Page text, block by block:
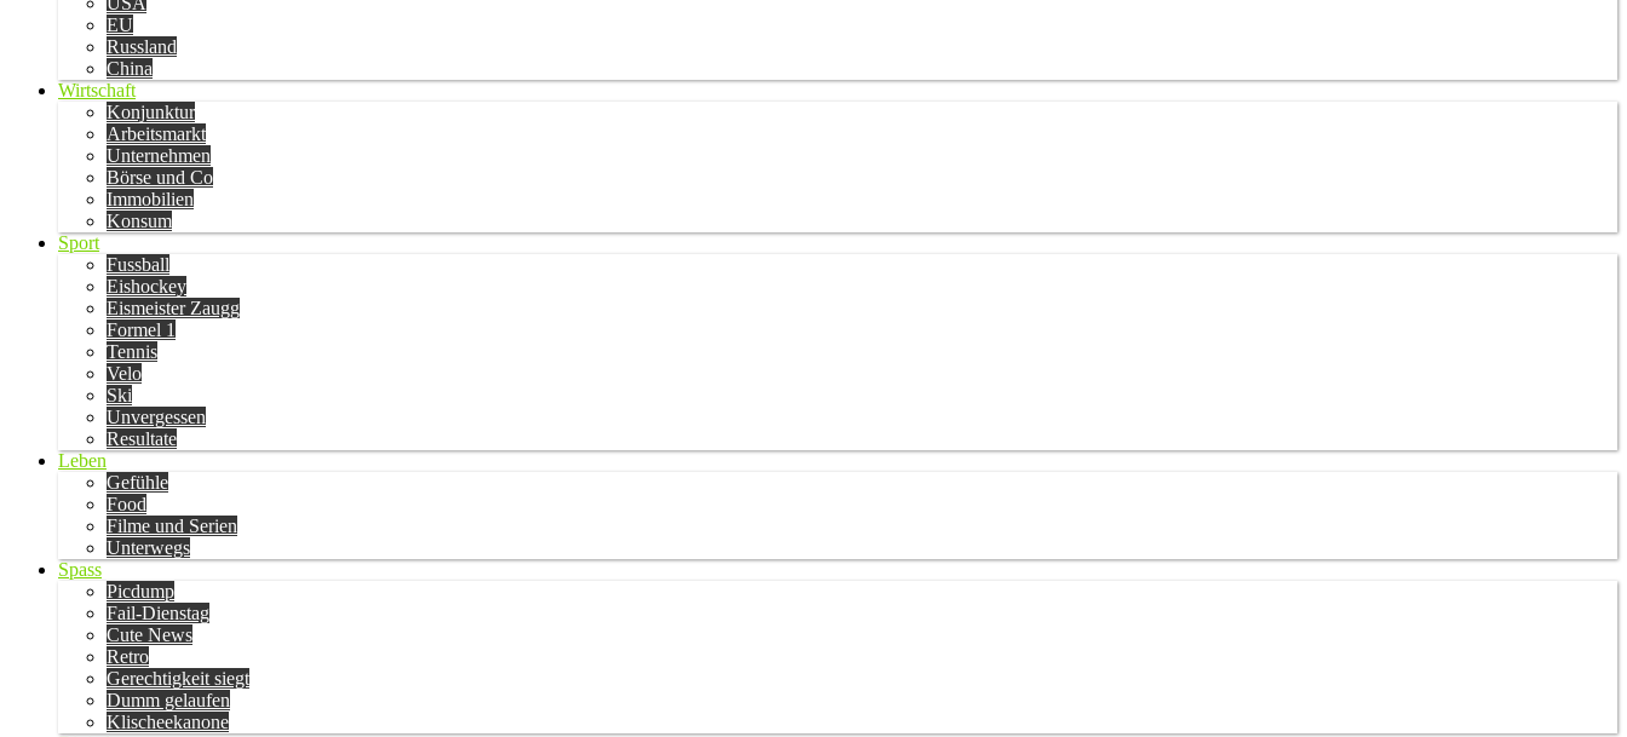
EU
Russland
China
Wirtschaft
Konjunktur
Arbeitsmarkt
Unternehmen
Börse und Co
Immobilien
Konsum
Sport
Fussball
Eishockey
Eismeister Zaugg
Formel 1
Tennis
Velo
Ski
Unvergessen
Resultate
Leben
Gefühle
Food
Filme und Serien
Unterwegs
Spass
Picdump
Fail-Dienstag
Cute News
Retro
Gerechtigkeit siegt
Dumm gelaufen
Klischeekanone